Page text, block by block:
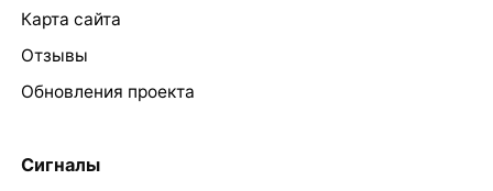
Карта сайта
Отзывы
Обновления проекта
Сигналы